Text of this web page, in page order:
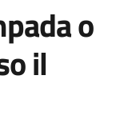
o
il